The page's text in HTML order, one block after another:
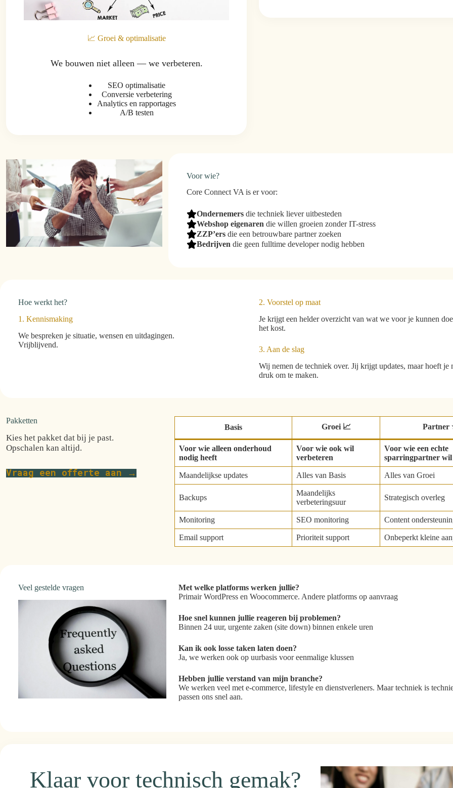
📈 Groei & optimalisatie
We bouwen niet alleen — we verbeteren.
SEO optimalisatie
Conversie verbetering
Analytics en rapportages
A/B testen
Voor wie?
Core Connect VA is er voor:
Ondernemers die techniek liever uitbesteden
Webshop eigenaren die willen groeien zonder IT-stress
ZZP’ers die een betrouwbare partner zoeken
Bedrijven die geen fulltime developer nodig hebben
Hoe werkt het?
1. Kennismaking
We bespreken je situatie, wensen en uitdagingen.
Vrijblijvend.
2. Voorstel op maat
Je krijgt een helder overzicht van wat we voor je kunnen
het kost.
3. Aan de slag
Wij nemen de techniek over. Jij krijgt updates, maar hoeft je
druk om te maken.
Pakketten
Kies het pakket dat bij je past.
Opschalen kan altijd.
Vraag een offerte aan →
Basis Groei 📈 Partner
Voor wie alleen onderhoud
nodig heeft
Voor wie ook wil
verbeteren
Voor wie een echte
sparringpartner wil
Maandelijkse updates Alles van Basis Alles van Groei
Backups
Maandelijks
verbeteringsuur
Strategisch overleg
Monitoring SEO monitoring Content
Email support Prioriteit support Onbeperkt kleine
Veel gestelde vragen
Met welke platforms werken jullie?
Primair WordPress en Woocommerce. Andere platforms op aanvraag
Hoe snelkunnen jullie reageren bij problemen?
Binnen 24 uur, urgente zaken (site down) binnen enkele uren
Kan ik ook losse taken laten doen?
Ja, we werken ook op uurbasis voor eenmalige klussen
Hebben jullie verstand van mijn branche?
We werken veel met e-commerce, lifestyle en dienstverleners. Maar techniek is
passen ons snel aan.
Klaar voor technisch gemak?